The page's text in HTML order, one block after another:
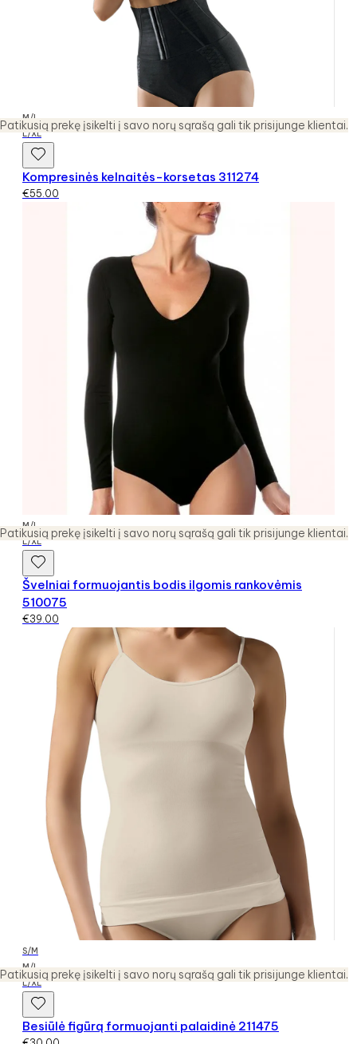
Patikusią prekę įsikelti į savo norų sąrašą gali tik prisijunge klientai.
Patikusią prekę įsikelti į savo norų sąrašą gali tik prisijunge klientai.
Patikusią prekę įsikelti į savo norų sąrašą gali tik prisijunge klientai.
M/L
L/XL
Kompresinės kelnaitės-korsetas 311274
€55.00
M/L
L/XL
Švelniai formuojantis bodis ilgomis rankovėmis
510075
€39.00
S/M
M/L
L/XL
Besiūlė figūrą formuojanti palaidinė 211475